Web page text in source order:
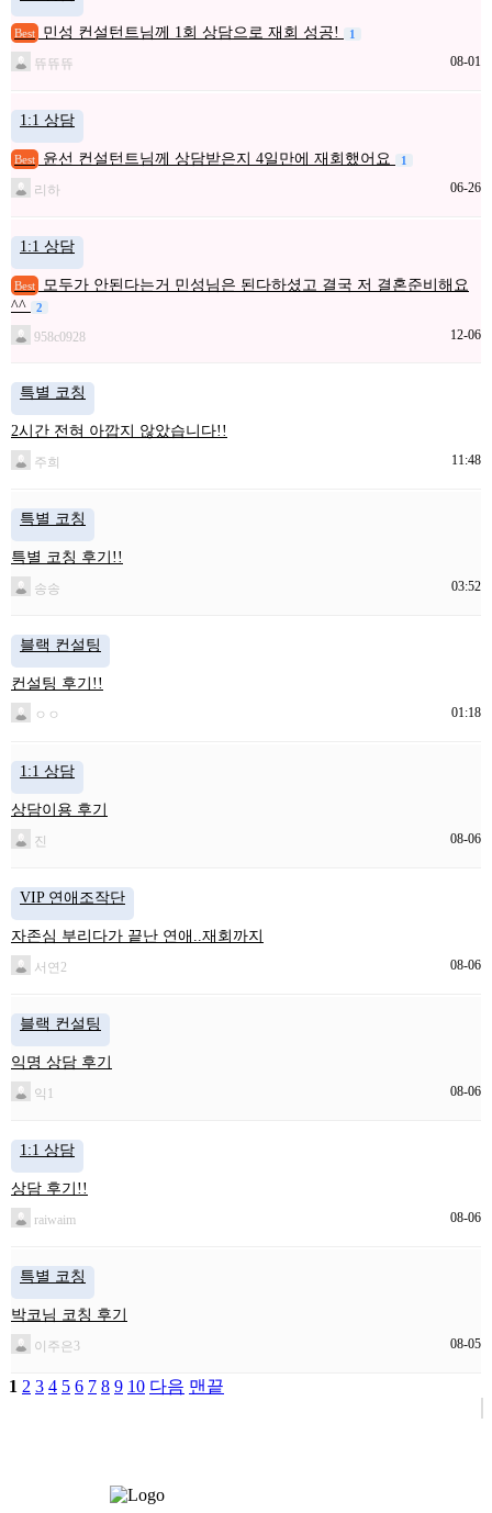
Best 민성 컨설턴트님께 1회 상담으로 재회 성공! 1
뜌뜌뜌 08-01
1:1 상담
Best 윤선 컨설턴트님께 상담받은지 4일만에 재회했어요 1
리하 06-26
1:1 상담
Best
모두가 안된다는거 민성님은 된다하셨고 결국 저 결혼준비해요
^^
2
958c0928 12-06
특별 코칭
2시간 전혀 아깝지 않았습니다!!
주희 11:48
특별 코칭
특별 코칭 후기!!
송송 03:52
블랙 컨설팅
컨설팅 후기!!
ㅇㅇ 01:18
1:1 상담
상담이용 후기
진 08-06
VIP 연애조작단
자존심 부리다가 끝난 연애..재회까지
서연2 08-06
블랙 컨설팅
익명 상담 후기
익1 08-06
1:1 상담
상담 후기!!
raiwaim 08-06
특별 코칭
박코님 코칭 후기
이주은3 08-05
1 2 3 4 5 6 7 8 9 10 다음 맨끝